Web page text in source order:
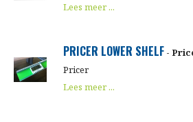
Lees meer ...
PRICER LOWER SHELF-
Pricer
Lees meer ...